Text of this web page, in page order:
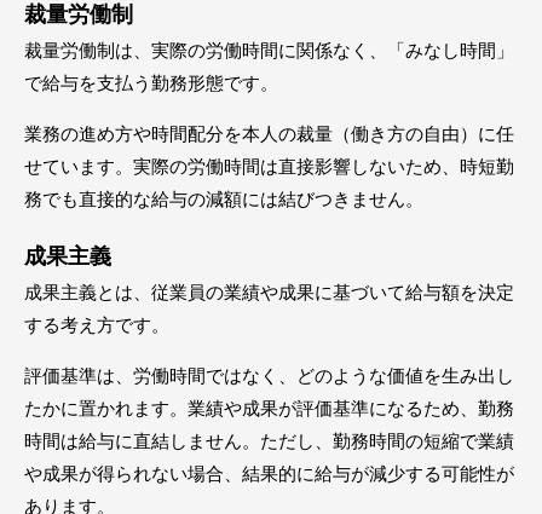
裁量労働制
裁量労働制は、実際の労働時間に関係なく、「みなし時間」
で給与を支払う勤務形態です。
業務の進め方や時間配分を本人の裁量（働き方の自由）に任
せています。実際の労働時間は直接影響しないため、時短勤
務でも直接的な給与の減額には結びつきません。
成果主義
成果主義とは、従業員の業績や成果に基づいて給与額を決定
する考え方です。
評価基準は、労働時間ではなく、どのような価値を生み出し
たかに置かれます。業績や成果が評価基準になるため、勤務
時間は給与に直結しません。ただし、勤務時間の短縮で業績
や成果が得られない場合、結果的に給与が減少する可能性が
あります。